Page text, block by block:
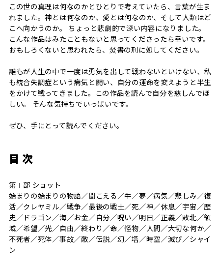
この世の真理は何なのかとひとりで考えていたら、言葉が生ま
れました。神とは何なのか、愛とは何なのか、そして人類はど
こへ向かうのか。 ちょっと悲劇的で深い内容になりました。
こんな作品はみたこともないと思ってくださったら幸いです。
おもしろくないと思われたら、焚書の刑に処してください。
誰もが人生の中で一度は勇気を出して戦わないといけない、私
も統合失調症という病気と闘い、自分の運命を変えようと半生
をかけて戦ってきました。この作品を読んで自分を慈しんでほ
しい。 そんな気持ちでいっぱいです。
ぜひ、手にとって読んでください。
目 次
第Ⅰ部 ショット
始まりの始まりの物語／聞こえる／牛／夢／病気／悲しみ／復
活／クレヤミル／戦争／最後の戦士／死／神／休息／宇宙／歴
史／ドラゴン／海／お金／自分／呪い／明日／正義／敗北／領
域／希望／光／自由／終わり／命／怪物／人間／大切な何か／
不死者／死体／事故／敵／伝説／幻／塔／時空／滅び／シャイ
ン